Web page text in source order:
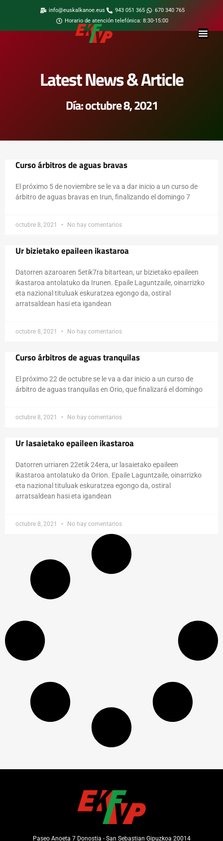
info@euskalkanoe.eus 943 051 365
670 340 765
Horario de atención telefónica: 8:30-15:00
Latest News & Article
Día: octubre 8, 2021
Curso árbitros de aguas bravas
El próximo 5 de noviembre se le va a dar inicio a un curso de
árbitro de aguas bravas en Irun, finalizando el domingo 7
octubre 8, 2021 No hay comentarios
Ur bizietako epaileen ikastaroa
Datorren azaroaren 5etik7ra bitartean, ur bizietako epaileen
ikastaroa antolatuko da Irunen. Epaile Laguntzaile, oinarrizko
eta nazional tituluak eskuratzea egongo da, ostiral
arratsaldean hasi eta igandean
octubre 8, 2021 No hay comentarios
Curso árbitros de aguas tranquilas
El próximo 22 de octubre se le va a dar inicio a un curso de
árbitro de aguas tranquilas en Orio, que finalizará el domingo
octubre 8, 2021 No hay comentarios
Ur lasaietako epaileen ikastaroa
Datorren urriaren 22etik 24era, ur lasaietako epaileen
ikastaroa antolatuko da Orion. Epaile Laguntzaile, oinarrizko
eta nazional tituluak eskuratzea egongo da, ostiral
arratsaldean hasi eta igandean
octubre 8, 2021 No hay comentarios
Paseo Anoeta 7 Donostia - San Sebastian Gipuzkoa 20014